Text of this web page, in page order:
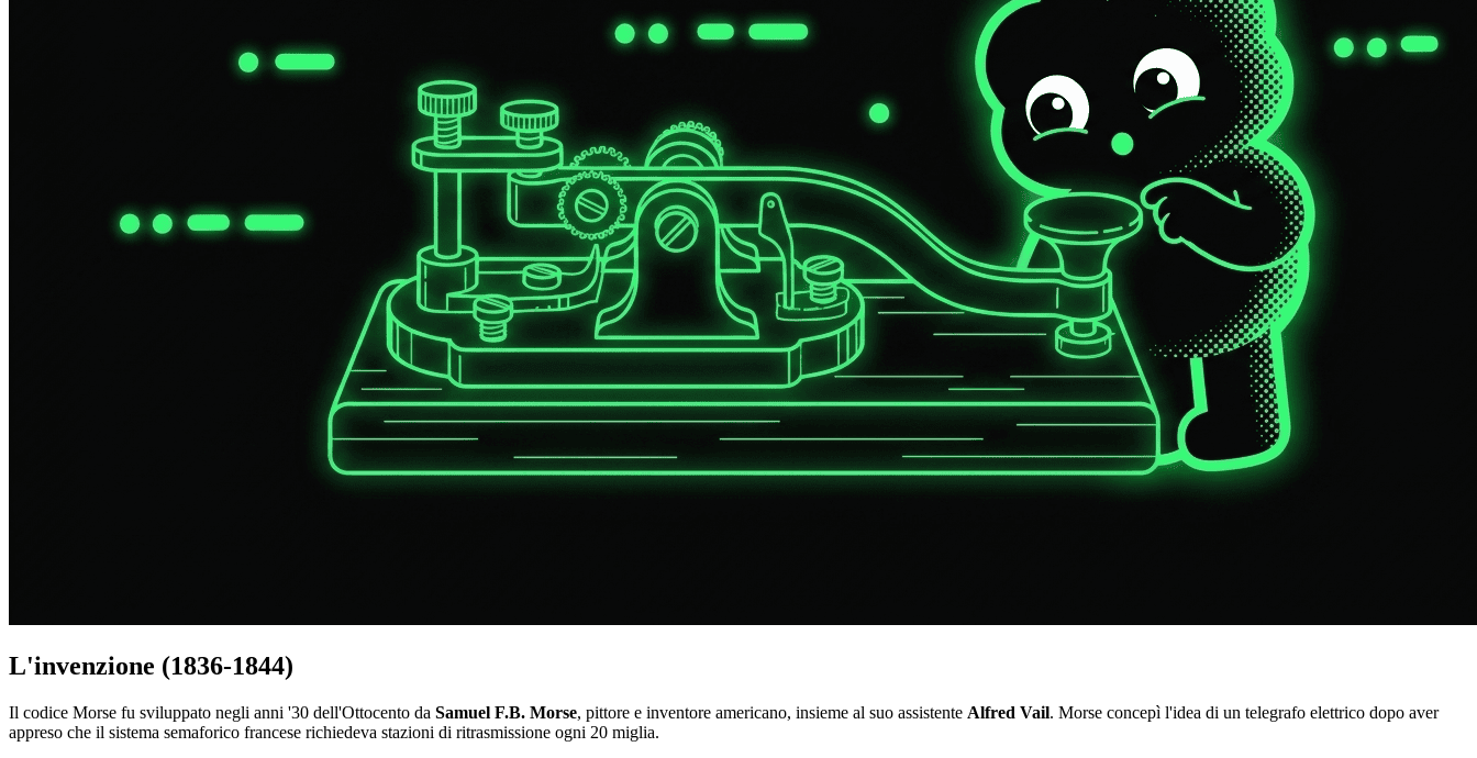
L'invenzione (1836-1844)
Il codice Morse fu sviluppato negli anni '30 dell'Ottocento da Samuel F.B. Morse, pittore e inventore americano, insieme al suo assistente Alfred Vail. Morse concepì l'idea di un telegrafo elettrico dopo aver
appreso che il sistema semaforico francese richiedeva stazioni di ritrasmissione ogni 20 miglia.